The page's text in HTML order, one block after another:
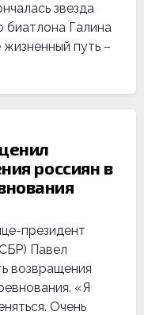
звезда
биатлона Галина
путь –
россиян в
президент
Павел
возвращения
«Я
Очень